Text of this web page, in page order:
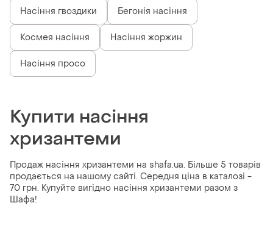
Насіння гвоздики Бегонія насіння
Космея насіння Насіння жоржин
Насіння просо
Купити насіння
хризантеми
Продаж насіння хризантеми на shafa.ua. Більше 5 товарів
продається на нашому сайті. Середня ціна в каталозі -
70 грн. Купуйте вигідно насіння хризантеми разом з
Шафа!